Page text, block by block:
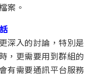
案。
深入的討論，特別是
，更需要用到群組的
有需要通訊平台服務